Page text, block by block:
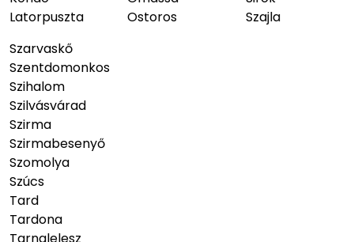
Latorpuszta
Ostoros
Szajla
Szarvaskő
Szentdomonkos
Szihalom
Szilvásvárad
Szirma
Szirmabesenyő
Szomolya
Szúcs
Tard
Tardona